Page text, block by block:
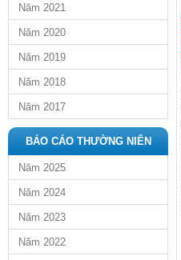
Năm 2021
Năm 2020
Năm 2019
Năm 2018
Năm 2017
BÁO CÁO THƯỜNG NIÊN
Năm 2025
Năm 2024
Năm 2023
Năm 2022